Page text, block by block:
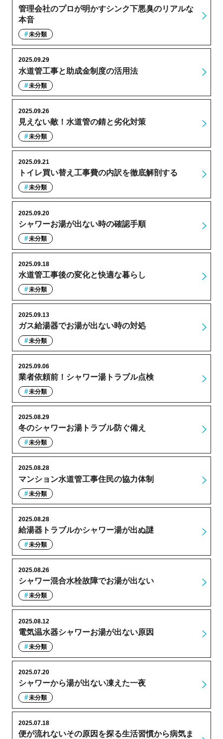
管理会社のプロが明かすシンク下悪臭のリアルな
本音
未分類
水道管工事と助成金制度の活用法
2025.09.29
未分類
見えない敵！水道管の錆と劣化対策
2025.09.26
未分類
トイレ買い替え工事費の内訳を徹底解剖する
2025.09.21
未分類
シャワーお湯が出ない時の確認手順
2025.09.20
未分類
水道管工事後の変化と快適な暮らし
2025.09.18
未分類
ガス給湯器でお湯が出ない時の対処
2025.09.13
未分類
業者依頼前！シャワー湯トラブル点検
2025.09.06
未分類
冬のシャワーお湯トラブル防ぐ備え
2025.08.29
未分類
マンション水道管工事住民の協力体制
2025.08.28
未分類
給湯器トラブルかシャワー湯が出ぬ謎
2025.08.28
未分類
シャワー混合水栓故障でお湯が出ない
2025.08.26
未分類
電気温水器シャワーお湯が出ない原因
2025.08.12
未分類
シャワーから湯が出ない凍えた一夜
2025.07.20
未分類
便が流れないその原因を探る生活習慣から病気ま
2025.07.18